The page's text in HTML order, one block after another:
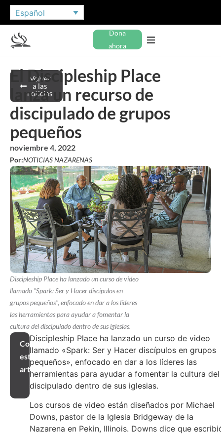
Español
Dona
ahora
Volver
a las
noticias
El Discipleship Place
lanza un recurso de
discipulado de grupos
pequeños
noviembre 4, 2022
Por:NOTICIAS NAZARENAS
Discipleship Place ha lanzado un curso de video
llamado "Spark: Ser y Hacer discípulos en
grupos pequeños", enfocado en dar a los líderes
las herramientas para ayudar a fomentar la
cultura del discipulado dentro de sus iglesias.
Compartir
este
artículo
Discipleship Place ha lanzado un curso de video
llamado «Spark: Ser y Hacer discípulos en grupos
pequeños», enfocado en dar a los líderes las
herramientas para ayudar a fomentar la cultura del
discipulado dentro de sus iglesias.
Los cursos de video están diseñados por Michael
Downs, pastor de la Iglesia Bridgeway de la
Nazarena en Pekin, Illinois. Downs dice que